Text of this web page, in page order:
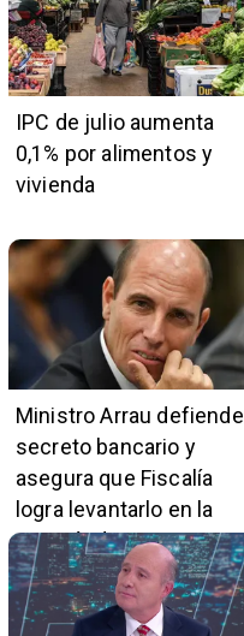
IPC de julio aumenta
0,1% por alimentos y
vivienda
Ministro Arrau defiende
secreto bancario y
asegura que Fiscalía
logra levantarlo en la
mayoría de casos